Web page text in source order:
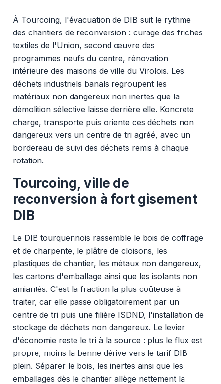
À Tourcoing, l'évacuation de DIB suit le rythme
des chantiers de reconversion : curage des friches
textiles de l'Union, second œuvre des
programmes neufs du centre, rénovation
intérieure des maisons de ville du Virolois. Les
déchets industriels banals regroupent les
matériaux non dangereux non inertes que la
démolition sélective laisse derrière elle. Koncrete
charge, transporte puis oriente ces déchets non
dangereux vers un centre de tri agréé, avec un
bordereau de suivi des déchets remis à chaque
rotation.
Tourcoing, ville de
reconversion à fort gisement
DIB
Le DIB tourquennois rassemble le bois de coffrage
et de charpente, le plâtre de cloisons, les
plastiques de chantier, les métaux non dangereux,
les cartons d'emballage ainsi que les isolants non
amiantés. C'est la fraction la plus coûteuse à
traiter, car elle passe obligatoirement par un
centre de tri puis une filière ISDND, l'installation de
stockage de déchets non dangereux. Le levier
d'économie reste le tri à la source : plus le flux est
propre, moins la benne dérive vers le tarif DIB
plein. Séparer le bois, les inertes ainsi que les
emballages dès le chantier allège nettement la